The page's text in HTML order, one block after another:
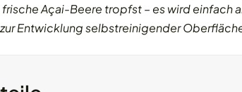
frische Açai-Beere tropfst – es wird
Entwicklung selbstreinigender